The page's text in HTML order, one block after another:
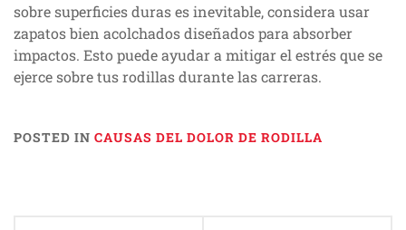
sobre superficies duras es inevitable, considera usar
zapatos bien acolchados diseñados para absorber
impactos. Esto puede ayudar a mitigar el estrés que se
ejerce sobre tus rodillas durante las carreras.
POSTED IN CAUSAS DEL DOLOR DE RODILLA